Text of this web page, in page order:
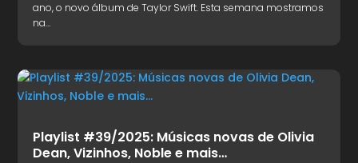
ano, o novo álbum de Taylor Swift. Esta semana mostramos
na…
Playlist #39/2025: Músicas novas de Olivia
Dean, Vizinhos, Noble e mais…